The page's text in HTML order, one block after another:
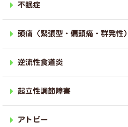
不眠症
頭痛（緊張型・偏頭痛・群発性）
逆流性食道炎
起立性調節障害
アトピー